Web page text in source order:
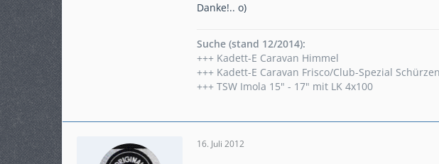
Danke!.. o)
Suche (stand 12/2014):
+++ Kadett-E Caravan Himmel
+++ Kadett-E Caravan Frisco/Club-Spezial
+++ TSW Imola 15" - 17" mit LK 4x100
16. Juli 2012